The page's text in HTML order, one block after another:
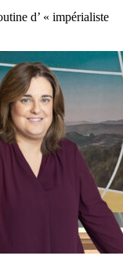
d’ « impérialiste